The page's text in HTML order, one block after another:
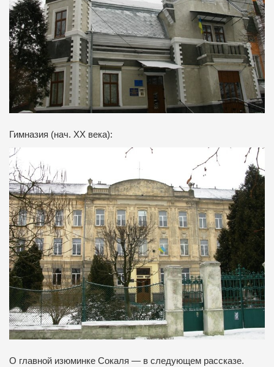
Гимназия (нач. ХХ века):
О главной изюминке Сокаля — в следующем рассказе.